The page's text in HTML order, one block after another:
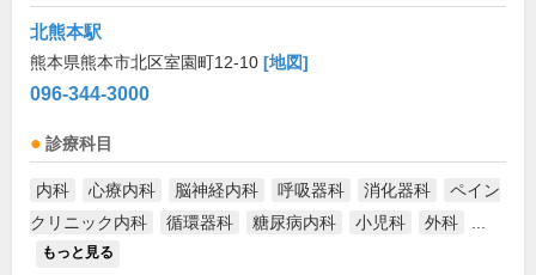
北熊本駅
熊本県熊本市北区室園町12-10 [地図]
096-344-3000
診療科目
内科 心療内科 脳神経内科 呼吸器科 消化器科
ペイン
クリニック内科
循環器科 糖尿病内科 小児科 外科
もっと見る